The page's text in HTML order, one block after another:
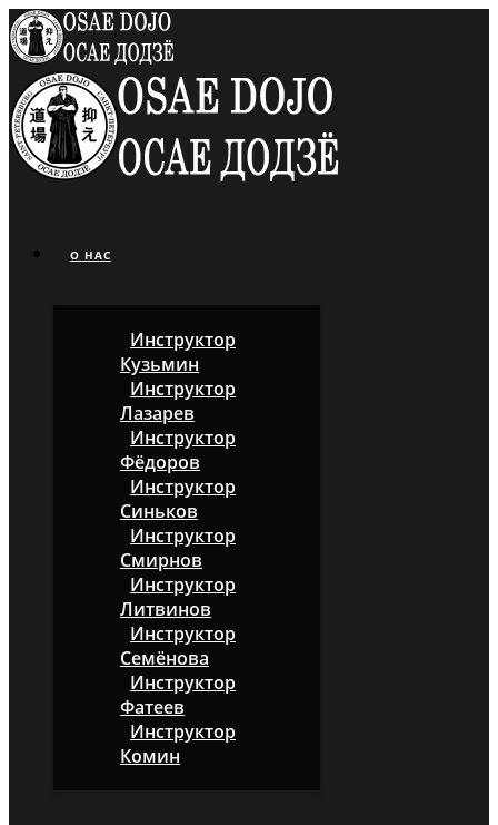
О НАС
Инструктор
Кузьмин
Инструктор
Лазарев
Инструктор
Фёдоров
Инструктор
Синьков
Инструктор
Смирнов
Инструктор
Литвинов
Инструктор
Семёнова
Инструктор
Фатеев
Инструктор
Комин